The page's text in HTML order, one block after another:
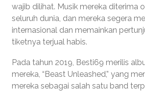
wajib dilihat. Musik mereka diterima
seluruh dunia, dan mereka segera
internasional dan memainkan
tiketnya terjual habis.
Pada tahun 2019, Besti69 merilis
mereka, “Beast Unleashed,” yang
mereka sebagai salah satu band